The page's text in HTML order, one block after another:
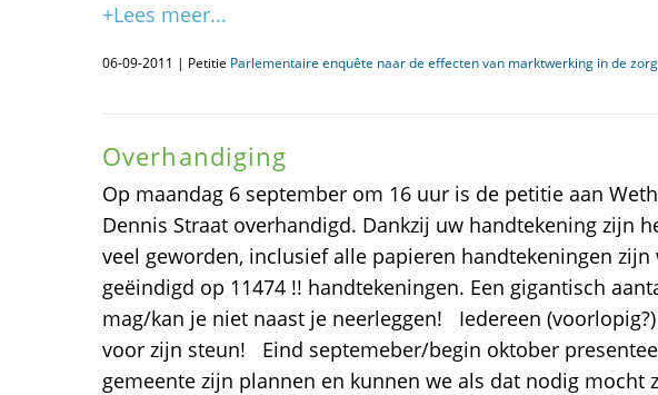
+Lees meer...
06-09-2011 | Petitie Parlementaire enquête naar de effecten van marktwerking in de zorg
Overhandiging
Op maandag 6 september om 16 uur is de petitie aan
Dennis Straat overhandigd. Dankzij uw handtekening zijn
veel geworden, inclusief alle papieren handtekeningen zijn
geëindigd op 11474 !! handtekeningen. Een gigantisch
mag/kan je niet naast je neerleggen! Iedereen
voor zijn steun! Eind septemeber/begin oktober
gemeente zijn plannen en kunnen we als dat nodig mocht